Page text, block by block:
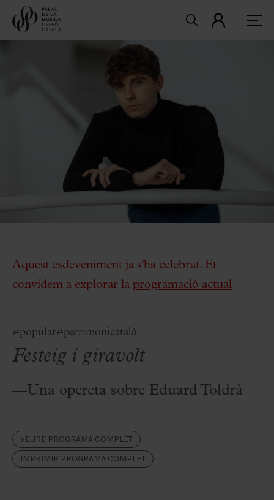
Aquest esdeveniment ja s'ha celebrat. Et
convidem a explorar la programació actual
#popular#patrimonicatalà
Festeig i giravolt
—Una opereta sobre Eduard Toldrà
VEURE PROGRAMA COMPLET
IMPRIMIR PROGRAMA COMPLET